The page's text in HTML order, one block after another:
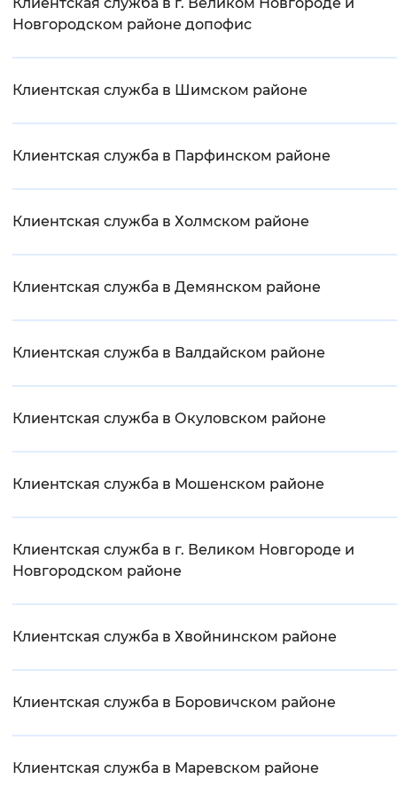
Новгородском районе допофис
Клиентская служба в Шимском районе
Клиентская служба в Парфинском районе
Клиентская служба в Холмском районе
Клиентская служба в Демянском районе
Клиентская служба в Валдайском районе
Клиентская служба в Окуловском районе
Клиентская служба в Мошенском районе
Клиентская служба в г. Великом Новгороде и
Новгородском районе
Клиентская служба в Хвойнинском районе
Клиентская служба в Боровичском районе
Клиентская служба в Маревском районе